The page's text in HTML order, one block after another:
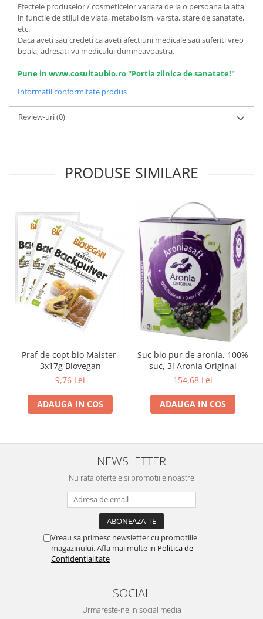
Efectele produselor / cosmeticelor variaza de la o persoana la alta
in functie de stilul de viata, metabolism, varsta, stare de sanatate,
etc.
Daca aveti sau credeti ca aveti afectiuni medicale sau suferiti vreo
boala, adresati-va medicului dumneavoastra.
Pune in www.cosultaubio.ro "Portia zilnica de sanatate!"
Informatii conformitate produs
Review-uri(0)
PRODUSE SIMILARE
Praf de copt bio Maister,
3x17g Biovegan
9,76 Lei
ADAUGA IN COS
Suc bio pur de aronia, 100%
suc, 3l Aronia Original
154,68 Lei
ADAUGA IN COS
NEWSLETTER
Nu rata ofertele si promotiile noastre
Vreau sa primesc newsletter cu promotiile
magazinului. Afla mai multe in Politica de
Confidentialitate
SOCIAL
Urmareste-ne in social media